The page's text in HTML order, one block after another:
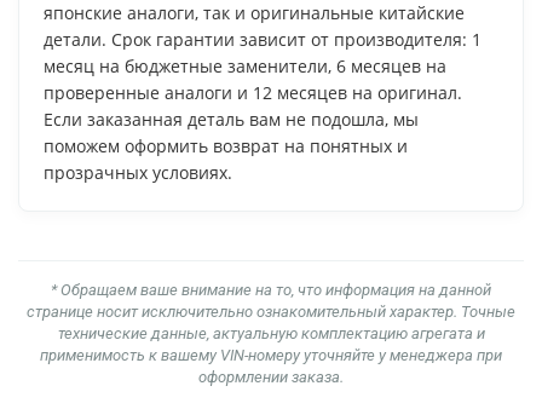
японские аналоги, так и оригинальные китайские
детали. Срок гарантии зависит от производителя: 1
месяц на бюджетные заменители, 6 месяцев на
проверенные аналоги и 12 месяцев на оригинал.
Если заказанная деталь вам не подошла, мы
поможем оформить возврат на понятных и
прозрачных условиях.
* Обращаем ваше внимание на то, что информация на данной
странице носит исключительно ознакомительный характер. Точные
технические данные, актуальную комплектацию агрегата и
применимость к вашему VIN-номеру уточняйте у менеджера при
оформлении заказа.